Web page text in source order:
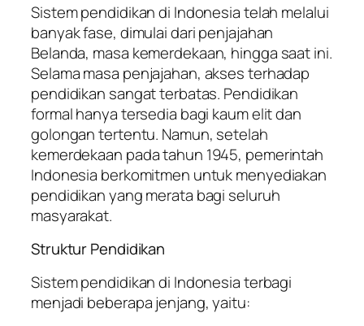
Sistem pendidikan di Indonesia telah melalui
banyak fase, dimulai dari penjajahan
Belanda, masa kemerdekaan, hingga saat ini.
Selama masa penjajahan, akses terhadap
pendidikan sangat terbatas. Pendidikan
formal hanya tersedia bagi kaum elit dan
golongan tertentu. Namun, setelah
kemerdekaan pada tahun 1945, pemerintah
Indonesia berkomitmen untuk menyediakan
pendidikan yang merata bagi seluruh
masyarakat.
Struktur Pendidikan
Sistem pendidikan di Indonesia terbagi
menjadi beberapa jenjang, yaitu: